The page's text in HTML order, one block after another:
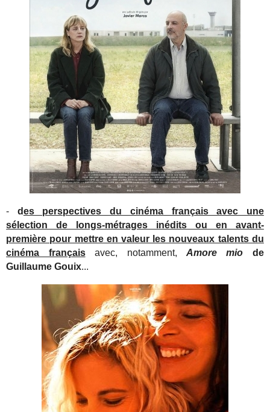
- des perspectives du cinéma français avec une
sélection de longs-métrages inédits ou en avant-
première pour mettre en valeur les nouveaux talents du
cinéma françaisavec, notamment, Amore mio de
Guillaume Gouix...